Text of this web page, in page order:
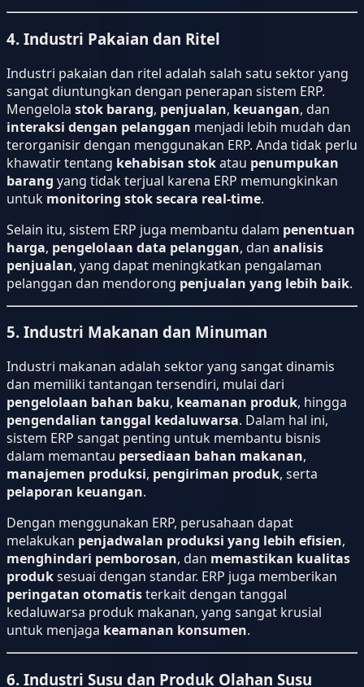
4. Industri Pakaian dan Ritel
Industri pakaian dan ritel adalah salah satu sektor yang
sangat diuntungkan dengan penerapan sistem ERP.
Mengelola stok barang, penjualan, keuangan, dan
interaksi dengan pelanggan menjadi lebih mudah dan
terorganisir dengan menggunakan ERP. Anda tidak perlu
khawatir tentang kehabisan stokatau penumpukan
barang yang tidak terjual karena ERP memungkinkan
untuk monitoring stok secara real-time.
Selain itu, sistem ERP juga membantu dalam penentuan
harga, pengelolaan data pelanggan, dan analisis
penjualan, yang dapat meningkatkan pengalaman
pelanggan dan mendorong penjualan yang lebih baik.
5. Industri Makanan dan Minuman
Industri makanan adalah sektor yang sangat dinamis
dan memiliki tantangan tersendiri, mulai dari
pengelolaan bahan baku, keamanan produk, hingga
pengendalian tanggal kedaluwarsa. Dalam hal ini,
sistem ERP sangat penting untuk membantu bisnis
dalam memantau persediaan bahan makanan,
manajemen produksi, pengiriman produk, serta
pelaporan keuangan.
Dengan menggunakan ERP, perusahaan dapat
melakukan penjadwalan produksi yang lebih efisien,
menghindari pemborosan, dan memastikan kualitas
produksesuai dengan standar. ERP juga memberikan
peringatan otomatisterkait dengan tanggal
kedaluwarsa produk makanan, yang sangat krusial
untuk menjaga keamanan konsumen.
6. Industri Susu dan Produk Olahan Susu